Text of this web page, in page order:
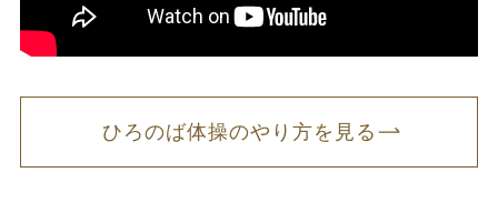
ひろのば体操のやり方を見る